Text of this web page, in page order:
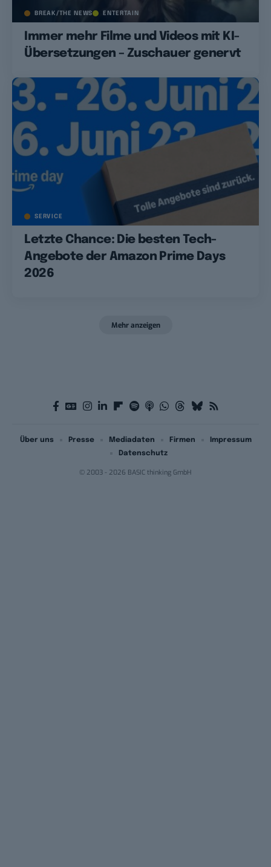
BREAK/THE NEWS ENTERTAIN
Immer mehr Filme und Videos mit KI-
Übersetzungen – Zuschauer genervt
SERVICE
Letzte Chance: Die besten Tech-
Angebote der Amazon Prime Days
2026
Mehr anzeigen
© 2003 - 2026 BASIC thinking GmbH
Über uns Presse Mediadaten Firmen
Impressum
Datenschutz